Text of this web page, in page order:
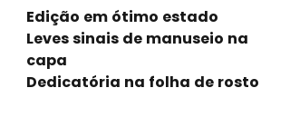
Edição em ótimo estado
Leves sinais de manuseio na
capa
Dedicatória na folha de rosto